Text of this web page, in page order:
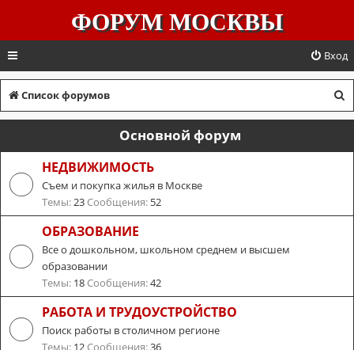
ФОРУМ МОСКВЫ
Вход
Список форумов
о
Основной форум
НЕДВИЖИМОСТЬ
Съем и покупка жилья в Москве
Темы:23 Сообщения: 52
ОБРАЗОВАНИЕ
Все о дошкольном, школьном среднем и высшем
образовании
Темы: 18 Сообщения:42
РАБОТА И ТРУДОУСТРОЙСТВО
Поиск работы в столичном регионе
Темы: 12 Сообщения:36